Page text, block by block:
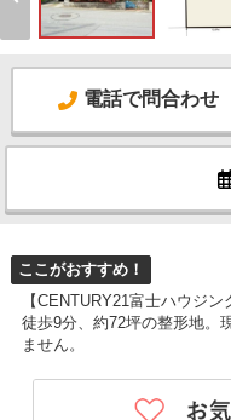
電話で問合わせ
ここがおすすめ！
【CENTURY21富士ハウジ
徒歩9分、約72坪の整形地。
ません。